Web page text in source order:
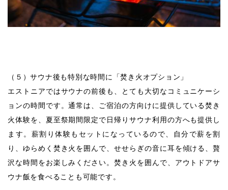
（５）サウナ後も特別な時間に「焚き火オプション」
エストニアではサウナの前後も、とても大切なコミュニケーシ
ョンの時間です。通常は、ご宿泊の方向けに提供している焚き
火体験を、夏至祭期間限定で日帰りサウナ利用の方へも提供し
ます。薪割り体験もセットになっているので、自分で薪を割
り、ゆらめく焚き火を囲んで、せせらぎの音に耳を傾ける、贅
沢な時間をお楽しみください。焚き火を囲んで、アウトドアサ
ウナ飯を食べることも可能です。